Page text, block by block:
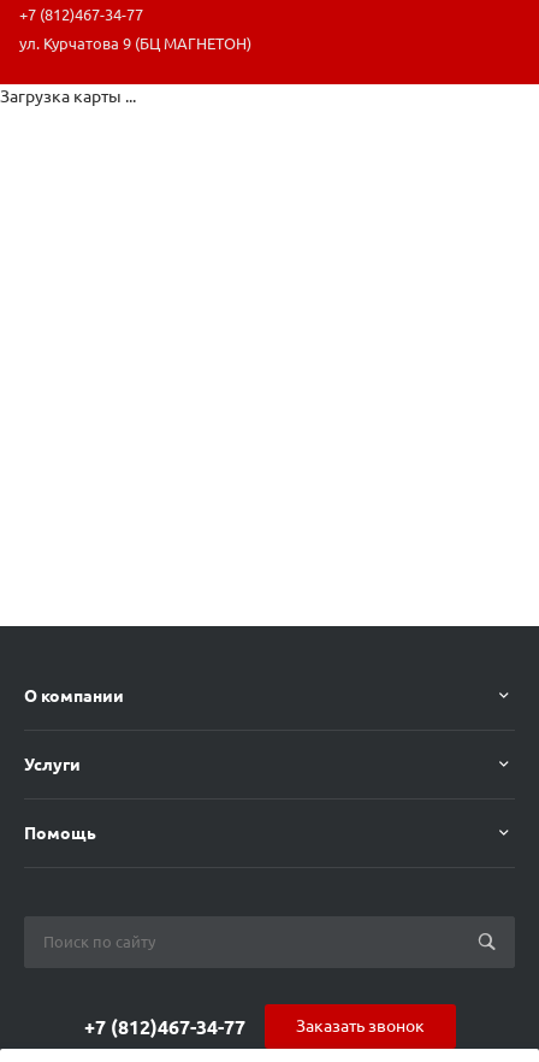
+7 (812)467-34-77
ул. Курчатова 9 (БЦ МАГНЕТОН)
Загрузка карты ...
О компании
Услуги
Помощь
+7 (812)467-34-77 Заказать звонок